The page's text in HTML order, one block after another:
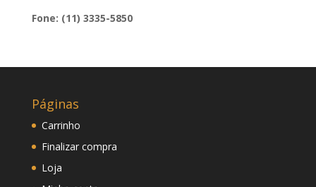
Fone: (11) 3335-5850
Páginas
Carrinho
Finalizar compra
Loja